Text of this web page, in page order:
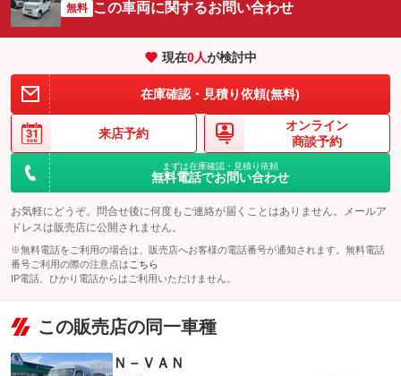
無料 この車両に関するお問い合わせ
現在0人が検討中
在庫確認・見積り依頼(無料)
来店予約
オンライン
商談予約
まずは在庫確認・見積り依頼
無料電話でお問い合わせ
お気軽にどうぞ。問合せ後に何度もご連絡が届くことはありません。メールア
ドレスは販売店に公開されません。
※無料電話をご利用の場合は、販売店へお客様の電話番号が通知されます。無料電話
番号ご利用の際の注意点は こちら
IP電話、ひかり電話からはご利用いただけません。
この販売店の同一車種
Ｎ－ＶＡＮ